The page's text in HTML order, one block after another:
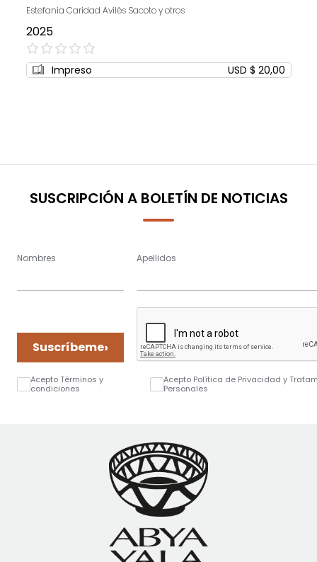
Estefania Caridad Avilés Sacoto y otros
2025
0%
Impreso USD $ 20,00
SUSCRIPCIÓN A BOLETÍN DE NOTICIAS
Nombres Apellidos
Suscríbeme›
Acepto Términos y
condiciones
Acepto Política de Privacidad y
Personales